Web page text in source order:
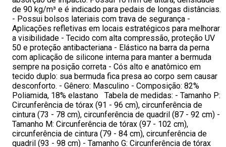
de 90 kg/m³ e é indicado para pedais de longas distâncias.
- Possui bolsos lateriais com trava de segurança -
Aplicações refletivas em locais estratégicos para melhorar
a visibilidade - Tecido com alta compressão, proteção UV
50 e proteção antibacteriana - Elástico na barra da perna
com aplicação de silicone interna para manter a bermuda
sempre na posição correta - Cós alto e anatômico em
tecido duplo: sua bermuda fica presa ao corpo sem causar
desconforto. - Gênero: Masculino - Composição: 82%
Poliamida, 18% elastano Tabela de medidas: - Tamanho P:
Circunferência de tórax (91 - 96 cm), circunferência de
cintura (73 - 78 cm), circunferência de quadril (87 - 92 cm) -
Tamanho M: Circunferência de tórax (97 - 102 cm),
circunferência de cintura (79 - 84 cm), circunferência de
quadril (93 - 98 cm) - Tamanho G: Circunferência de tórax